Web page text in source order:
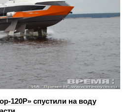
120Р» спустили на воду